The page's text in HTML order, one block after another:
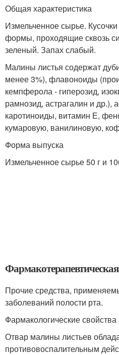
Общая характеристика
Измельченное сырье.
формы, проходящие сквозь
зеленый. Запах слабый.
Малины листья содержат
менее 3%), флавоноиды
кемпферола - гиперозид,
рамнозид, астрагалин и др.),
каротиноиды, витамин Е,
кумаровую, ванилиновую,
Форма выпуска
Измельченное сырье 50 г и
Прочие средства,
заболеваний полости рта.
Фармакологические свойства
Отвар малины листьев
противовоспалительным